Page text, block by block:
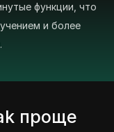
функции, что
и более
проще